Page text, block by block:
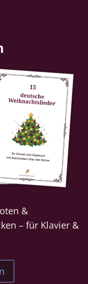
&
– für Klavier &